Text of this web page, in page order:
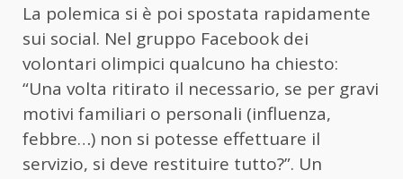
La polemica si è poi spostata rapidamente
sui social. Nel gruppo Facebook dei
volontari olimpici qualcuno ha chiesto:
“Una volta ritirato il necessario, se per gravi
motivi familiari o personali (influenza,
febbre…) non si potesse effettuare il
servizio, si deve restituire tutto?”. Un